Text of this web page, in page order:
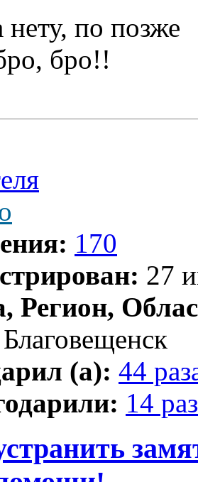
нету, по позже
бро!!
170
27
Регион,
Благовещенск
(а): 44
14 раз